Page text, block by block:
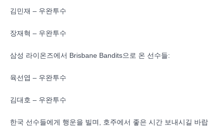
김민재 – 우완투수
장재혁 – 우완투수
삼성 라이온즈에서 Brisbane Bandits으로 온 선수들:
육선엽 – 우완투수
김대호 – 우완투수
한국 선수들에게 행운을 빌며, 호주에서 좋은 시간 보내시길 바랍